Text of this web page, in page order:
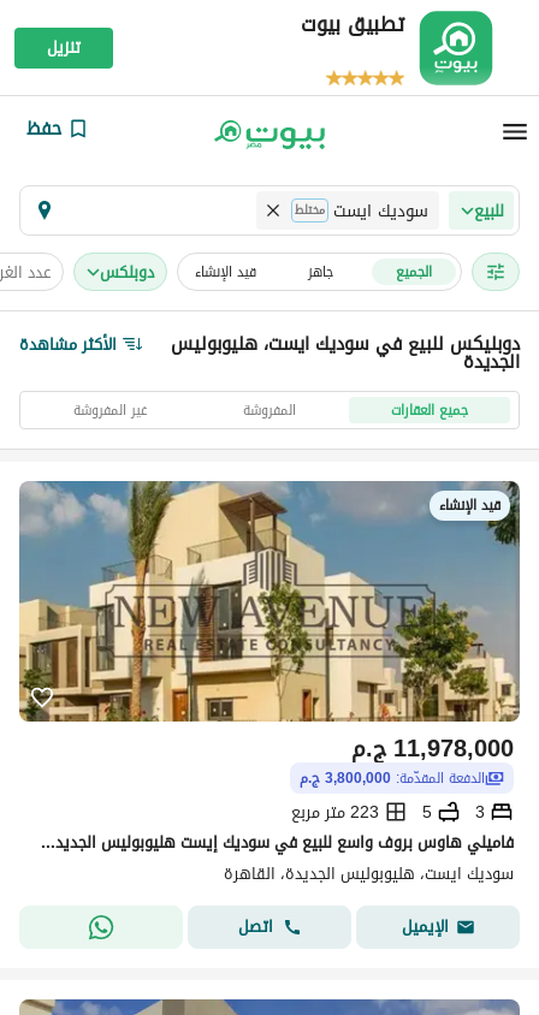
تطبيق بيوت
تنزيل
حفظ
للبيع سوديك ايست مختلط
الجميع جاهز قيد الإنشاء دوبلكس عدد
دوبليكس للبيع في سوديك ايست، هليوبوليس
الجديدة الأكثر مشاهدة
جميع العقارات المفروشة غير المفروشة
قيد الإنشاء
ج.م11,978,000
الدفعة المقدّمة: 3,800,000 ج.م
3
5
223 متر مربع
فاميلي هاوس بروف واسع للبيع في سوديك إيست هليوبوليس الجديدة استلام ٢٠٢٨ Sodic East New Heliopolis
سوديك ايست، هليوبوليس الجديدة، القاهرة
الإيميل
اتصل